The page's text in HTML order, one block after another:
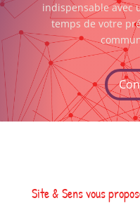
indispensable avec
temps de votre
Site & Sens vous